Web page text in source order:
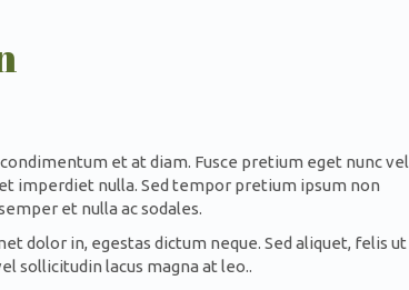
et at diam. Fusce pretium eget nunc vel
imperdiet nulla. Sed tempor pretium ipsum non
et nulla ac sodales.
dolor in, egestas dictum neque. Sed aliquet, felis ut
sollicitudin lacus magna at leo..